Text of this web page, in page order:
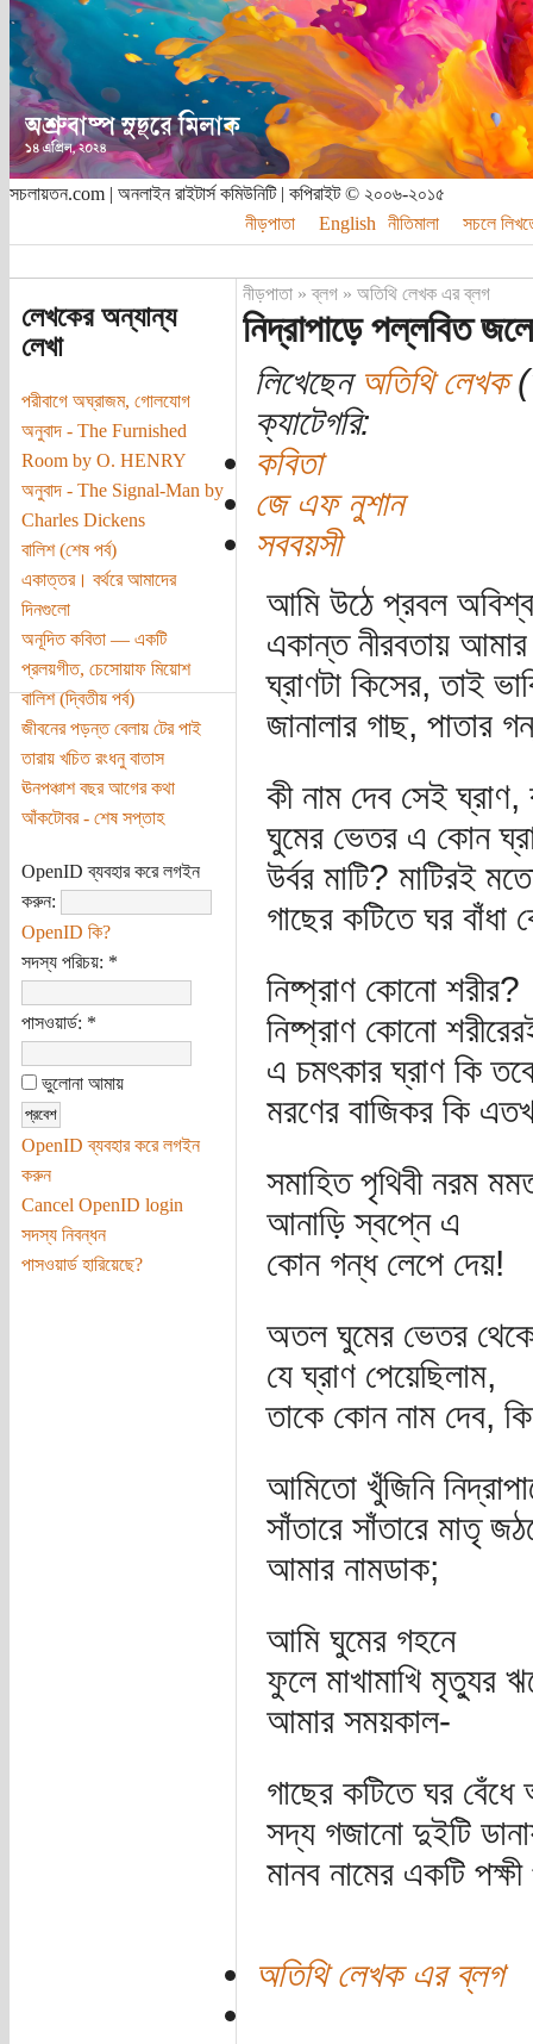
সচলায়তন.com | অনলাইন রাইটার্স কমিউনিটি | কপিরাইট © ২০০৬-২০১৫
নীড়পাতা
English নীতিমালা সচলে
লেখকের অন্যান্য
লেখা
পরীবাগে অঘ্রাজম, গোলযোগ
অনুবাদ - The Furnished
Room by O. HENRY
অনুবাদ - The Signal-Man by
Charles Dickens
বালিশ (শেষ পর্ব)
একাত্তর। বর্থরে আমাদের
দিনগুলো
অনূদিত কবিতা — একটি
প্রলয়গীত, চেসোয়াফ মিয়োশ
বালিশ (দ্বিতীয় পর্ব)
জীবনের পড়ন্ত বেলায় টের পাই
তারায় খচিত রংধনু বাতাস
ঊনপঞ্চাশ বছর আগের কথা
আঁকটোবর - শেষ সপ্তাহ
OpenID ব্যবহার করে লগইন
করুন:
OpenID কি?
সদস্য পরিচয়: *
পাসওয়ার্ড: *
ভুলোনা আমায়
OpenID ব্যবহার করে লগইন
করুন
Cancel OpenID login
সদস্য নিবন্ধন
পাসওয়ার্ড হারিয়েছে?
নীড়পাতা»ব্লগ» অতিথি লেখক এর ব্লগ
নিদ্রাপাড়ে পল্লবিত জলে
লিখেছেন অতিথি লেখক
ক্যাটেগরি:
কবিতা
জে এফ নুশান
সববয়সী
আমি উঠে প্রবল
একান্ত নীরবতায় আমার
ঘ্রাণটা কিসের, তাই
জানালার গাছ, পাতার
কী নাম দেব সেই ঘ্রাণ,
ঘুমের ভেতর এ কোন
উর্বর মাটি? মাটিরই
গাছের কটিতে ঘর
নিষ্প্রাণ কোনো শরীর?
নিষ্প্রাণ কোনো
এ চমৎকার ঘ্রাণ কি
মরণের বাজিকর কি
সমাহিত পৃথিবী নরম
আনাড়ি স্বপ্নে এ
কোন গন্ধ লেপে দেয়!
অতল ঘুমের ভেতর
যে ঘ্রাণ পেয়েছিলাম,
তাকে কোন নাম দেব,
আমিতো খুঁজিনি
সাঁতারে সাঁতারে মাতৃ
আমার নামডাক;
আমি ঘুমের গহনে
ফুলে মাখামাখি মৃত্যুর
আমার সময়কাল-
গাছের কটিতে ঘর
সদ্য গজানো দুইটি
মানব নামের একটি
অতিথি লেখক এর ব্লগ